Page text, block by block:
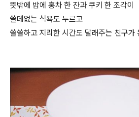
뜻밖에 밤에 홍차 한 잔과 쿠키 한 조각이
쓸데없는 식욕도 누르고
쓸쓸하고 지리한 시간도 달래주는 친구가